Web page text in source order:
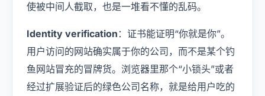
使被中间人截取，也是一堆看不懂的乱码。
Identity verification ：证书能证明“你就是你”。
用户访问的网站确实属于你的公司，而不是某个钓
鱼网站冒充的冒牌货。浏览器里那个“小锁头”或者
经过扩展验证后的绿色公司名称，就是给用户吃的